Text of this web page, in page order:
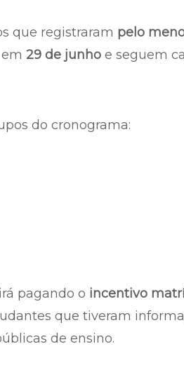
que registraram pelo
29 de junho e seguem
do cronograma:
pagando o incentivo
que tiveram
de ensino.